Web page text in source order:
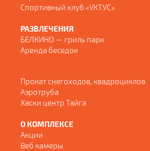
Спортивный клуб «УКТУС»
РАЗВЛЕЧЕНИЯ
БЕЛКИНО — гриль парк
Аренда беседок
Прокат снегоходов, квадроциклов
Аэротруба
Хаски центр Тайга
О КОМПЛЕКСЕ
Акции
Веб камеры